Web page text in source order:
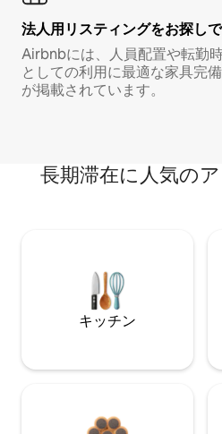
法人用リスティングをお探し
Airbnbには、人員配置や転勤
としての利用に最適な家具完
が掲載されています。
長期滞在に人気の
キッチン